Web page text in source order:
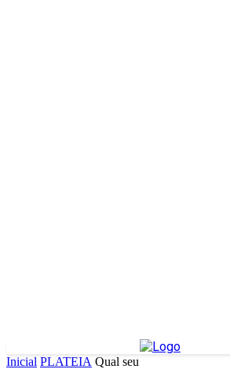
Inicial PLATEIA Qual seu